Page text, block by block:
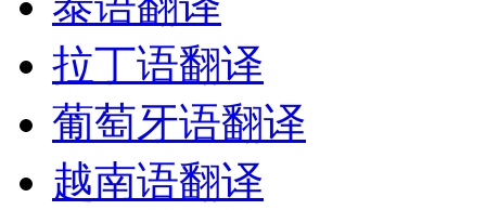
拉丁语翻译
葡萄牙语翻译
越南语翻译